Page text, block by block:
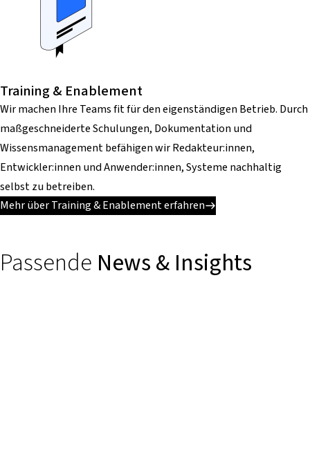
Training & Enablement
Wir machen Ihre Teams fit für den eigenständigen Betrieb. Durch
maßgeschneiderte Schulungen, Dokumentation und
Wissensmanagement befähigen wir Redakteur:innen,
Entwickler:innen und Anwender:innen, Systeme nachhaltig
selbst zu betreiben.
Mehr über Training & Enablement erfahren
Passende News & Insights